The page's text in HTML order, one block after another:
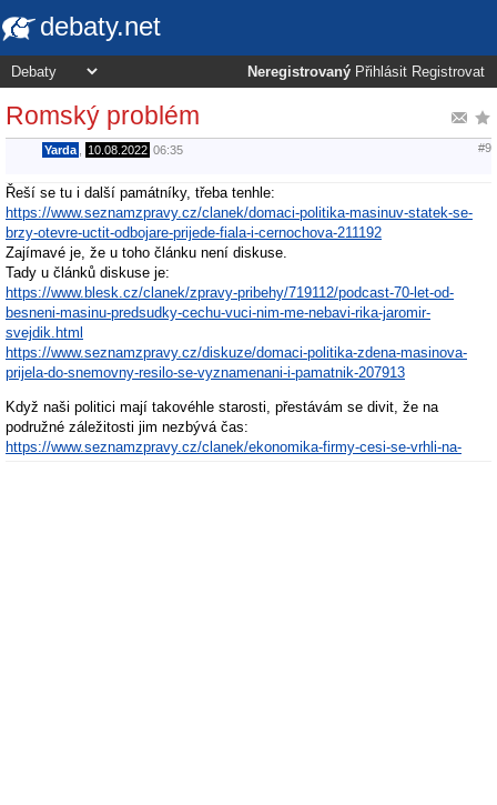
debaty.net
Neregistrovaný Přihlásit Registrovat
Romský problém
Yarda 10.08.2022 06:35 #9
Řeší se tu i další památníky, třeba tenhle:
https://www.seznamzpravy.cz/clanek/domaci-politika-masinuv-statek-se-
brzy-otevre-uctit-odbojare-prijede-fiala-i-cernochova-211192
Zajímavé je, že u toho článku není diskuse.
Tady u článků diskuse je:
https://www.blesk.cz/clanek/zpravy-pribehy/719112/podcast-70-let-od-
besneni-masinu-predsudky-cechu-vuci-nim-me-nebavi-rika-jaromir-
svejdik.html
https://www.seznamzpravy.cz/diskuze/domaci-politika-zdena-masinova-
prijela-do-snemovny-resilo-se-vyznamenani-i-pamatnik-207913
Když naši politici mají takovéhle starosti, přestávám se divit, že na
podružné záležitosti jim nezbývá čas:
https://www.seznamzpravy.cz/clanek/ekonomika-firmy-cesi-se-vrhli-na-